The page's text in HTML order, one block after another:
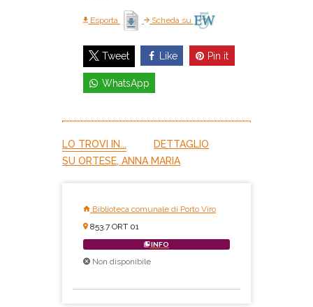
Esporta Scheda su
Tweet Like Pin it
WhatsApp
LO TROVI IN...
DETTAGLIO
SU ORTESE, ANNA MARIA
Biblioteca comunale di Porto Viro
853.7 ORT 01
INFO
Non disponibile